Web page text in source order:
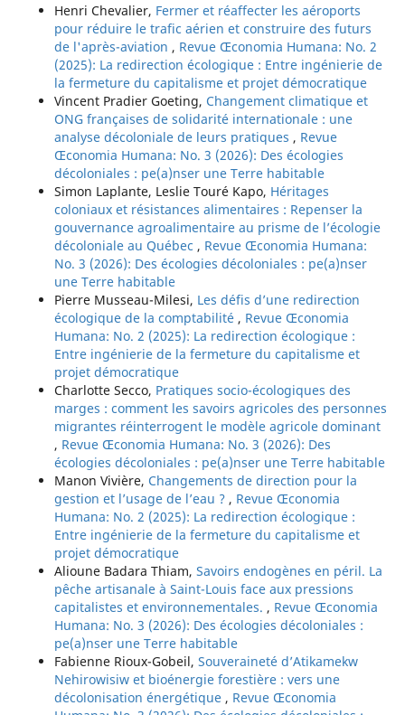
Henri Chevalier, Fermer et réaffecter les aéroports
pour réduire le trafic aérien et construire des futurs
de l'après-aviation , Revue Œconomia Humana: No. 2
(2025): La redirection écologique : Entre ingénierie de
la fermeture du capitalisme et projet démocratique
Vincent Pradier Goeting, Changement climatique et
ONG françaises de solidarité internationale : une
analyse décoloniale de leurs pratiques , Revue
Œconomia Humana: No. 3 (2026): Des écologies
décoloniales : pe(a)nser une Terre habitable
Simon Laplante, Leslie Touré Kapo, Héritages
coloniaux et résistances alimentaires : Repenser la
gouvernance agroalimentaire au prisme de l’écologie
décoloniale au Québec , Revue Œconomia Humana:
No. 3 (2026): Des écologies décoloniales : pe(a)nser
une Terre habitable
Pierre Musseau-Milesi, Les défis d’une redirection
écologique de la comptabilité , Revue Œconomia
Humana: No. 2 (2025): La redirection écologique :
Entre ingénierie de la fermeture du capitalisme et
projet démocratique
Charlotte Secco, Pratiques socio-écologiques des
marges : comment les savoirs agricoles des personnes
migrantes réinterrogent le modèle agricole dominant
, Revue Œconomia Humana: No. 3 (2026): Des
écologies décoloniales : pe(a)nser une Terre habitable
Manon Vivière, Changements de direction pour la
gestion et l’usage de l’eau ? , Revue Œconomia
Humana: No. 2 (2025): La redirection écologique :
Entre ingénierie de la fermeture du capitalisme et
projet démocratique
Alioune Badara Thiam, Savoirs endogènes en péril. La
pêche artisanale à Saint-Louis face aux pressions
capitalistes et environnementales. , Revue Œconomia
Humana: No. 3 (2026): Des écologies décoloniales :
pe(a)nser une Terre habitable
Fabienne Rioux-Gobeil, Souveraineté d’Atikamekw
Nehirowisiw et bioénergie forestière : vers une
décolonisation énergétique , Revue Œconomia